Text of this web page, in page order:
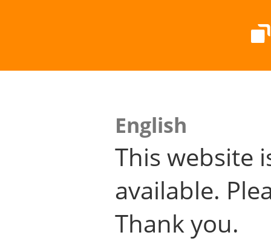
English
This website
available.
Thank you.